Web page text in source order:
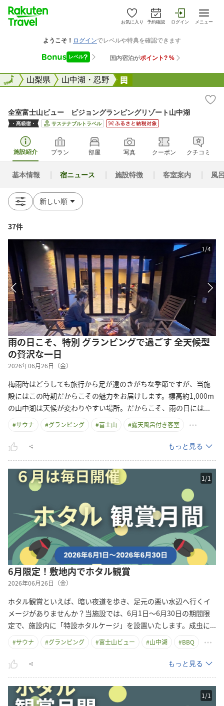
お気に入り 予約確認 ログイン メニュー
全国山梨県 山中湖・忍野
全国
全室富士山ビュー ビジョングランピングリゾート山中湖
サステナブルトラベル
施設紹介 プラン 部屋 写真 クーポン クチコミ
基本情報 宿ニュース 施設特徴 客室案内 風
37件
1/4
雨の日こそ、特別 グランピングで過ごす 全天候型
の贅沢な一日
2026年06月26日（金）
梅雨時はどうしても旅行から足が遠のきがちな季節ですが、当施
設にはこの時期だからこその魅力をお届けします。標高約1,000m
の山中湖は天候が変わりやすい場所。だからこそ、雨の日には...
#サウナ #グランピング #富士山 #露天風呂付き客室
もっと見る
1 /1
6月限定！敷地内でホタル観賞
2026年06月26日（金）
ホタル観賞といえば、暗い夜道を歩き、足元の悪い水辺へ行くイ
メージがありませんか？当施設では、6月1日～6月30日の期間限
定で、施設内に「特設ホタルケージ」を設置いたします。成虫に...
#サウナ #グランピング #富士山ビュー #山中湖 #BBQ
もっと見る
1 /1